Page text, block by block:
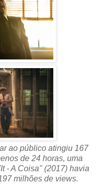
ao público atingiu 167
de 24 horas, uma
- A Coisa'' (2017) havia
milhões de views.